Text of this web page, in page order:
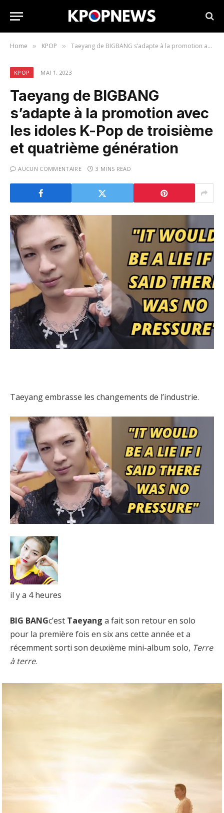
Home » KPOP » Taeyang de BIGBANG s’adapte à la promotion avec les idoles K-Pop de troisième et quatrième génération
KPOP MAI 1, 2023
Taeyang de BIGBANG
s’adapte à la promotion avec
les idoles K-Pop de troisième
et quatrième génération
AUCUN COMMENTAIRE 3 MINS READ
Taeyang embrasse les changements de l’industrie.
il y a 4 heures
BIG BANGc’est Taeyang a fait son retour en solo
pour la première fois en six ans cette année et a
récemment sorti son deuxième mini-album solo, Terre
à terre.